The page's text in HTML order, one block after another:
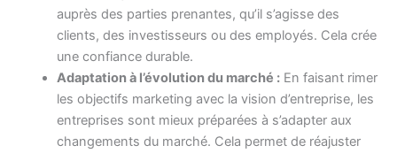
auprès des parties prenantes, qu’il s’agisse des
clients, des investisseurs ou des employés. Cela crée
une confiance durable.
Adaptation à l’évolution du marché :En faisant rimer
les objectifs marketing avec la vision d’entreprise, les
entreprises sont mieux préparées à s’adapter aux
changements du marché. Cela permet de réajuster